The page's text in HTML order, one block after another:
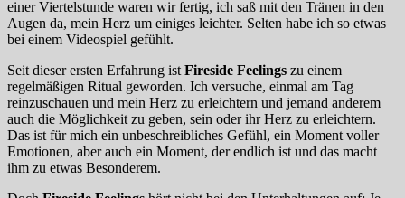
einer Viertelstunde waren wir fertig, ich saß mit den Tränen in den
Augen da, mein Herz um einiges leichter. Selten habe ich so etwas
bei einem Videospiel gefühlt.
Seit dieser ersten Erfahrung ist Fireside Feelings zu einem
regelmäßigen Ritual geworden. Ich versuche, einmal am Tag
reinzuschauen und mein Herz zu erleichtern und jemand anderem
auch die Möglichkeit zu geben, sein oder ihr Herz zu erleichtern.
Das ist für mich ein unbeschreibliches Gefühl, ein Moment voller
Emotionen, aber auch ein Moment, der endlich ist und das macht
ihm zu etwas Besonderem.